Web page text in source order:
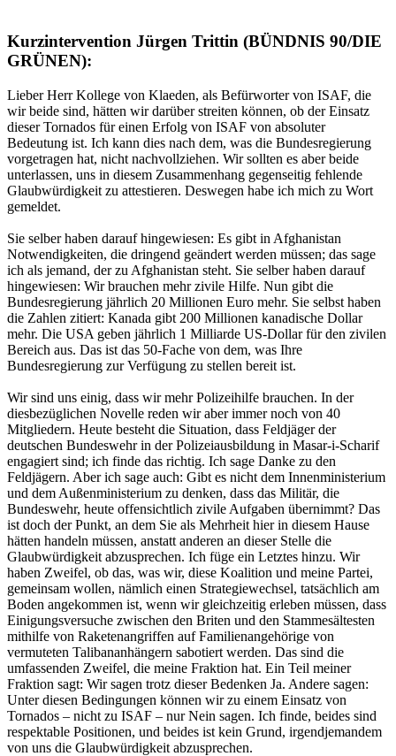
Kurzintervention Jürgen Trittin (BÜNDNIS 90/DIE
GRÜNEN):
Lieber Herr Kollege von Klaeden, als Befürworter von ISAF, die
wir beide sind, hätten wir darüber streiten können, ob der Einsatz
dieser Tornados für einen Erfolg von ISAF von absoluter
Bedeutung ist. Ich kann dies nach dem, was die Bundesregierung
vorgetragen hat, nicht nachvollziehen. Wir sollten es aber beide
unterlassen, uns in diesem Zusammenhang gegenseitig fehlende
Glaubwürdigkeit zu attestieren. Deswegen habe ich mich zu Wort
gemeldet.
Sie selber haben darauf hingewiesen: Es gibt in Afghanistan
Notwendigkeiten, die dringend geändert werden müssen; das sage
ich als jemand, der zu Afghanistan steht. Sie selber haben darauf
hingewiesen: Wir brauchen mehr zivile Hilfe. Nun gibt die
Bundesregierung jährlich 20 Millionen Euro mehr. Sie selbst haben
die Zahlen zitiert: Kanada gibt 200 Millionen kanadische Dollar
mehr. Die USA geben jährlich 1 Milliarde US-Dollar für den zivilen
Bereich aus. Das ist das 50-Fache von dem, was Ihre
Bundesregierung zur Verfügung zu stellen bereit ist.
Wir sind uns einig, dass wir mehr Polizeihilfe brauchen. In der
diesbezüglichen Novelle reden wir aber immer noch von 40
Mitgliedern. Heute besteht die Situation, dass Feldjäger der
deutschen Bundeswehr in der Polizeiausbildung in Masar-i-Scharif
engagiert sind; ich finde das richtig. Ich sage Danke zu den
Feldjägern. Aber ich sage auch: Gibt es nicht dem Innenministerium
und dem Außenministerium zu denken, dass das Militär, die
Bundeswehr, heute offensichtlich zivile Aufgaben übernimmt? Das
ist doch der Punkt, an dem Sie als Mehrheit hier in diesem Hause
hätten handeln müssen, anstatt anderen an dieser Stelle die
Glaubwürdigkeit abzusprechen. Ich füge ein Letztes hinzu. Wir
haben Zweifel, ob das, was wir, diese Koalition und meine Partei,
gemeinsam wollen, nämlich einen Strategiewechsel, tatsächlich am
Boden angekommen ist, wenn wir gleichzeitig erleben müssen, dass
Einigungsversuche zwischen den Briten und den Stammesältesten
mithilfe von Raketenangriffen auf Familienangehörige von
vermuteten Talibananhängern sabotiert werden. Das sind die
umfassenden Zweifel, die meine Fraktion hat. Ein Teil meiner
Fraktion sagt: Wir sagen trotz dieser Bedenken Ja. Andere sagen:
Unter diesen Bedingungen können wir zu einem Einsatz von
Tornados – nicht zu ISAF – nur Nein sagen. Ich finde, beides sind
respektable Positionen, und beides ist kein Grund, irgendjemandem
von uns die Glaubwürdigkeit abzusprechen.